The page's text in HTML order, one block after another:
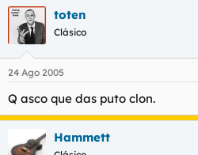
toten
Clásico
24 Ago 2005
Q asco que das puto clon.
Hammett